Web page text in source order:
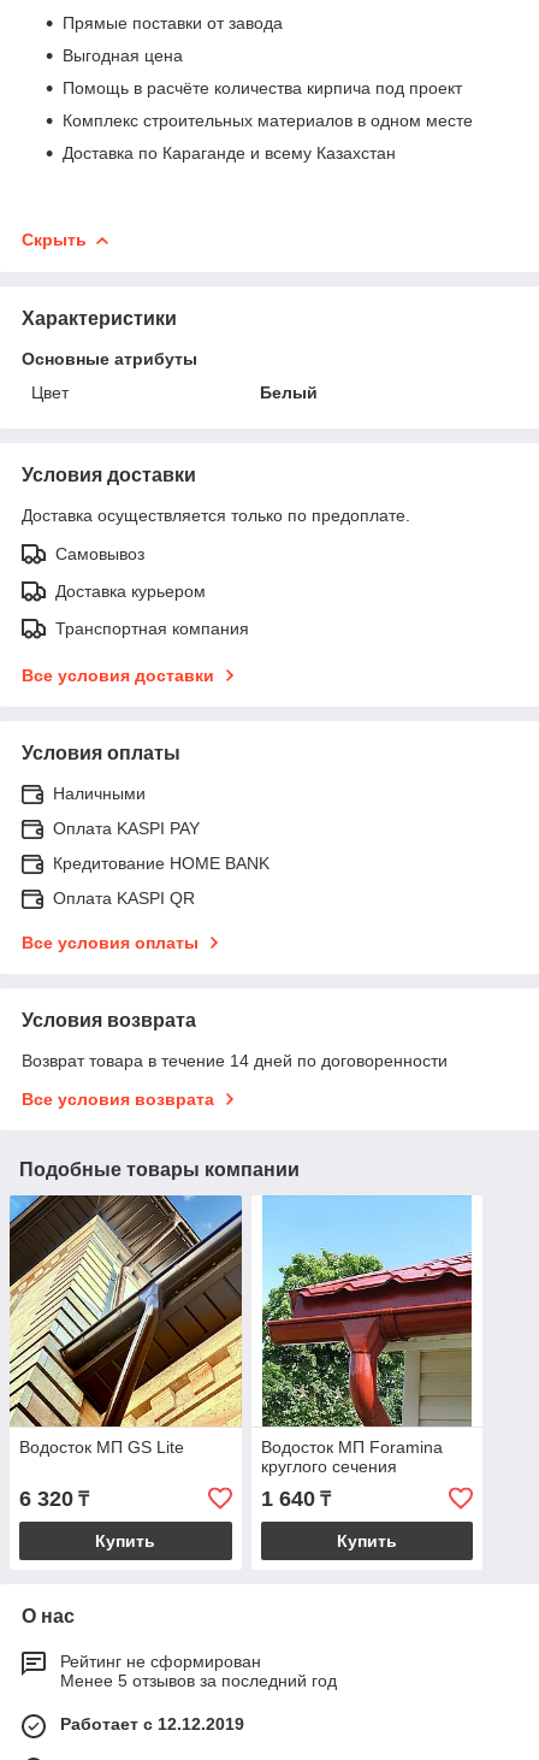
Прямые поставки от завода
Выгодная цена
Помощь в расчёте количества кирпича под проект
Комплекс строительных материалов в одном месте
Доставка по Караганде и всему Казахстан
Скрыть
Характеристики
Основные атрибуты
Цвет
Белый
Условия доставки
Доставка осуществляется только по предоплате.
Самовывоз
Доставка курьером
Транспортная компания
Все условия доставки
Условия оплаты
Наличными
Оплата KASPI PAY
Кредитование HOME BANK
Оплата KASPI QR
Все условия оплаты
Условия возврата
Возврат товара в течение 14 дней по договоренности
Все условия возврата
Подобные товары компании
Водосток МП GS Lite
6 320 ₸
Купить
Водосток МП Foramina
круглого сечения
1 640₸
Купить
О нас
Рейтинг не сформирован
Менее 5 отзывов за последний год
Работает с 12.12.2019